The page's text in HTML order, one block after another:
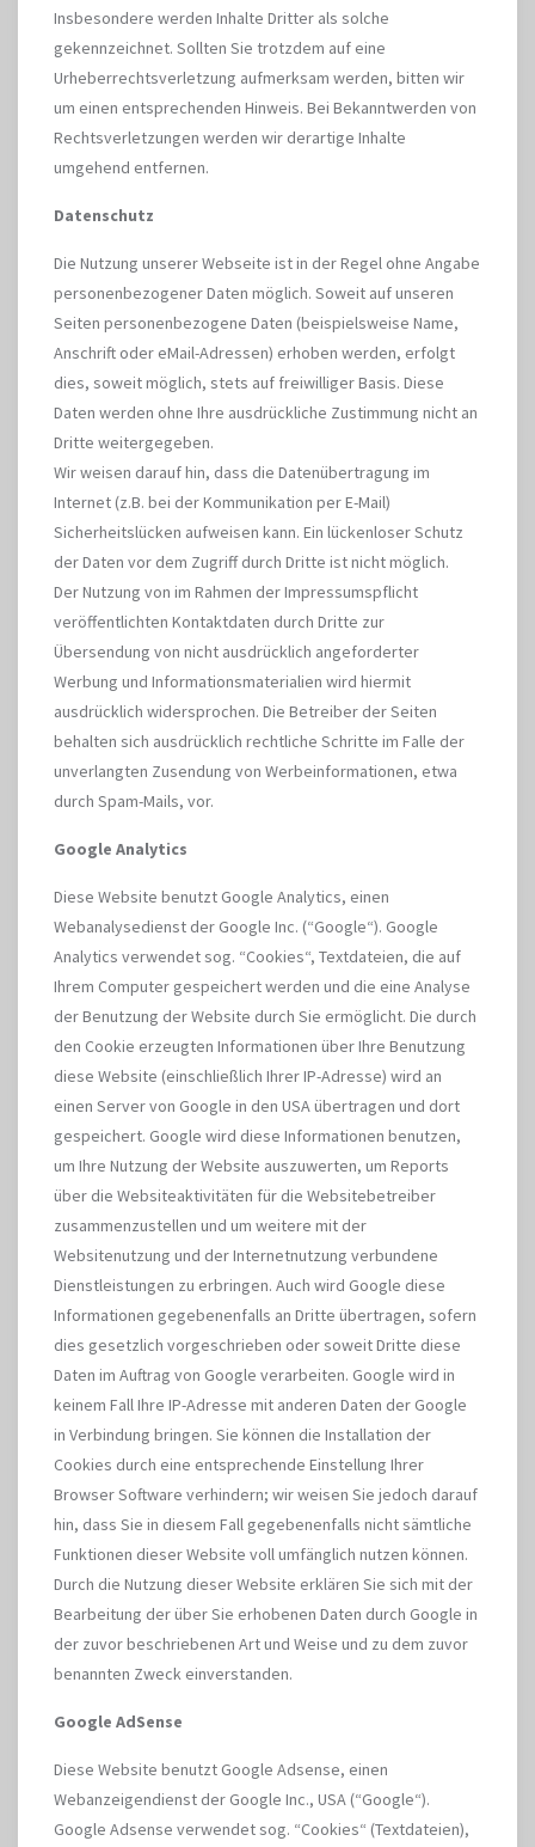
Insbesondere werden Inhalte Dritter als solche
gekennzeichnet. Sollten Sie trotzdem auf eine
Urheberrechtsverletzung aufmerksam werden, bitten wir
um einen entsprechenden Hinweis. Bei Bekanntwerden von
Rechtsverletzungen werden wir derartige Inhalte
umgehend entfernen.
Datenschutz
Die Nutzung unserer Webseite ist in der Regel ohne Angabe
personenbezogener Daten möglich. Soweit auf unseren
Seiten personenbezogene Daten (beispielsweise Name,
Anschrift oder eMail-Adressen) erhoben werden, erfolgt
dies, soweit möglich, stets auf freiwilliger Basis. Diese
Daten werden ohne Ihre ausdrückliche Zustimmung nicht an
Dritte weitergegeben.
Wir weisen darauf hin, dass die Datenübertragung im
Internet (z.B. bei der Kommunikation per E-Mail)
Sicherheitslücken aufweisen kann. Ein lückenloser Schutz
der Daten vor dem Zugriff durch Dritte ist nicht möglich.
Der Nutzung von im Rahmen der Impressumspflicht
veröffentlichten Kontaktdaten durch Dritte zur
Übersendung von nicht ausdrücklich angeforderter
Werbung und Informationsmaterialien wird hiermit
ausdrücklich widersprochen. Die Betreiber der Seiten
behalten sich ausdrücklich rechtliche Schritte im Falle der
unverlangten Zusendung von Werbeinformationen, etwa
durch Spam-Mails, vor.
Google Analytics
Diese Website benutzt Google Analytics, einen
Webanalysedienst der Google Inc. (“Google“). Google
Analytics verwendet sog. “Cookies“, Textdateien, die auf
Ihrem Computer gespeichert werden und die eine Analyse
der Benutzung der Website durch Sie ermöglicht. Die durch
den Cookie erzeugten Informationen über Ihre Benutzung
diese Website (einschließlich Ihrer IP-Adresse) wird an
einen Server von Google in den USA übertragen und dort
gespeichert. Google wird diese Informationen benutzen,
um Ihre Nutzung der Website auszuwerten, um Reports
über die Websiteaktivitäten für die Websitebetreiber
zusammenzustellen und um weitere mit der
Websitenutzung und der Internetnutzung verbundene
Dienstleistungen zu erbringen. Auch wird Google diese
Informationen gegebenenfalls an Dritte übertragen, sofern
dies gesetzlich vorgeschrieben oder soweit Dritte diese
Daten im Auftrag von Google verarbeiten. Google wird in
keinem Fall Ihre IP-Adresse mit anderen Daten der Google
in Verbindung bringen. Sie können die Installation der
Cookies durch eine entsprechende Einstellung Ihrer
Browser Software verhindern; wir weisen Sie jedoch darauf
hin, dass Sie in diesem Fall gegebenenfalls nicht sämtliche
Funktionen dieser Website voll umfänglich nutzen können.
Durch die Nutzung dieser Website erklären Sie sich mit der
Bearbeitung der über Sie erhobenen Daten durch Google in
der zuvor beschriebenen Art und Weise und zu dem zuvor
benannten Zweck einverstanden.
Google AdSense
Diese Website benutzt Google Adsense, einen
Webanzeigendienst der Google Inc., USA (“Google“).
Google Adsense verwendet sog. “Cookies“ (Textdateien),